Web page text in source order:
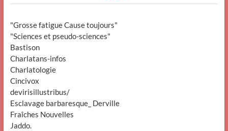
"Grosse fatigue Cause toujours"
"Sciences et pseudo-sciences"
Bastison
Charlatans-infos
Charlatologie
Cincivox
devirisillustribus/
Esclavage barbaresque_ Derville
Fraîches Nouvelles
Jaddo.